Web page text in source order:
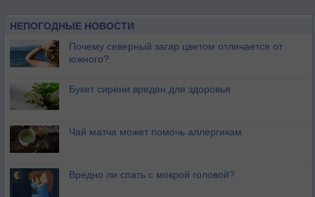
НЕПОГОДНЫЕ НОВОСТИ
Почему северный загар цветом отличается от
южного?
Букет сирени вреден для здоровья
Чай матча может помочь аллергикам
Вредно ли спать с мокрой головой?